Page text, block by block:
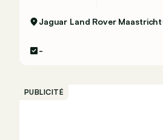
Jaguar Land Rover Maastricht
-
PUBLICITÉ